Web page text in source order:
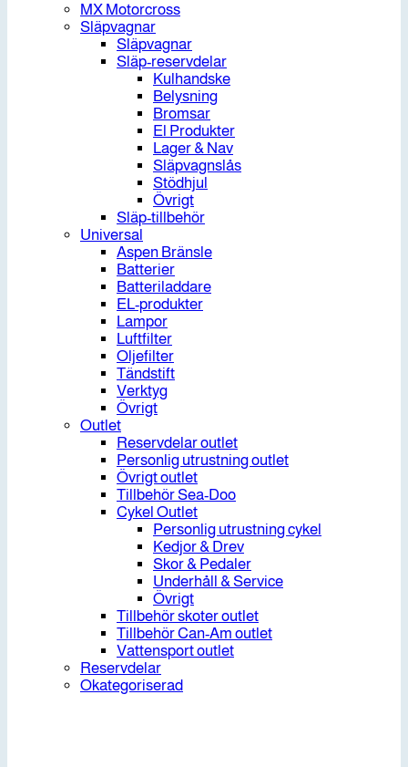
MX Motorcross
Släpvagnar
Släpvagnar
Släp-reservdelar
Kulhandske
Belysning
Bromsar
El Produkter
Lager & Nav
Släpvagnslås
Stödhjul
Övrigt
Släp-tillbehör
Universal
Aspen Bränsle
Batterier
Batteriladdare
EL-produkter
Lampor
Luftfilter
Oljefilter
Tändstift
Verktyg
Övrigt
Outlet
Reservdelar outlet
Personlig utrustning outlet
Övrigt outlet
Tillbehör Sea-Doo
Cykel Outlet
Personlig utrustning cykel
Kedjor & Drev
Skor & Pedaler
Underhåll & Service
Övrigt
Tillbehör skoter outlet
Tillbehör Can-Am outlet
Vattensport outlet
Reservdelar
Okategoriserad